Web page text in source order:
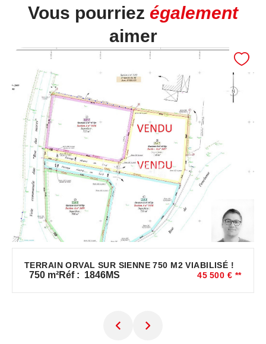
Vous pourriez également
aimer
TERRAIN ORVAL SUR SIENNE 750 M2 VIABILISÉ !
750 m²Réf : 1846MS 45 500 € **